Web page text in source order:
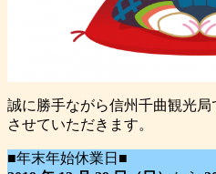
誠に勝手ながら信州千曲観光
させていただきます。
■年末年始休業日■